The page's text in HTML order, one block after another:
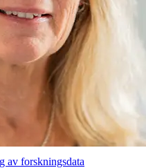
av forskningsdata